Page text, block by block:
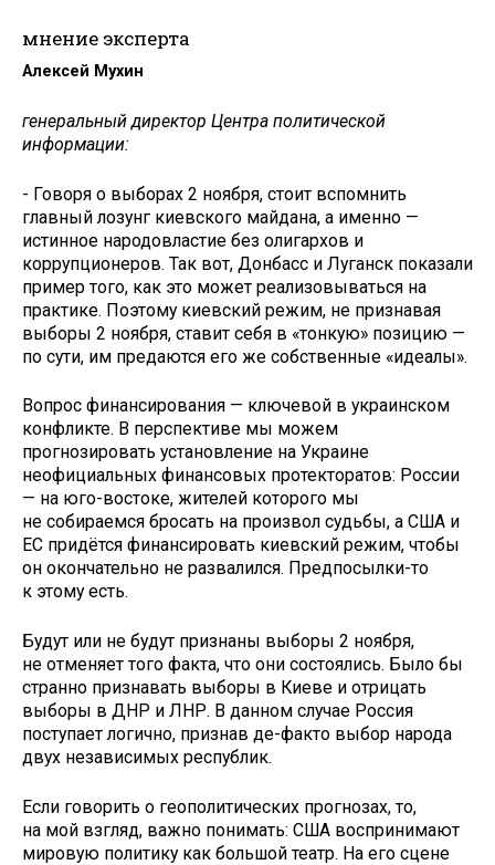
мнение эксперта
Алексей Мухин
генеральный директор Центра политической
информации:
- Говоря о выборах 2 ноября, стоит вспомнить
главный лозунг киевского майдана, а именно —
истинное народовластие без олигархов и
коррупционеров. Так вот, Донбасс и Луганск показали
пример того, как это может реализовываться на
прак­тике. Поэтому киевский режим, не признавая
выборы 2 ноября, ставит себя в «тонкую» позицию —
по сути, им предаются его же собственные «идеалы».
Вопрос финансирования — ключевой в украинском
конфликте. В перспективе мы можем
прогнозировать установление на Украине
неофициальных финансовых протекторатов: России
— на юго-востоке, жителей которого мы
не собираемся бросать на произвол судьбы, а США и
ЕС придётся финансировать киевский режим, чтобы
он окончательно не развалился. Предпосылки-то
к этому есть.
Будут или не будут признаны выборы 2 ноября,
не отменяет того факта, что они состоялись. Было бы
странно признавать выборы в Киеве и отрицать
выборы в ДНР и ЛНР. В данном случае Россия
поступает логично, признав де-факто выбор народа
двух независимых республик.
Если говорить о геополитических прогнозах, то,
на мой взгляд, важно понимать: США воспринимают
мировую политику как большой театр. На его сцене